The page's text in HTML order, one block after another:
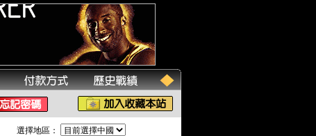
選擇地區：